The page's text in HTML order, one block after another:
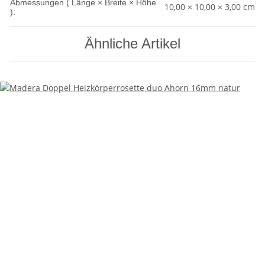
Abmessungen ( Länge × Breite × Höhe
):
10,00 × 10,00 × 3,00 cm
Ähnliche Artikel